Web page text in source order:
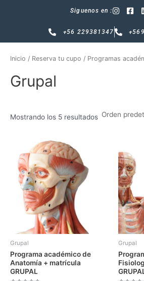
Siguenos en :
+56 229381347
Inicio / Reserva tu cupo / Programas
Grupal
Mostrando los 5 resultados
Grupal
Programa académico de
Anatomía + matrícula
GRUPAL
Grupal